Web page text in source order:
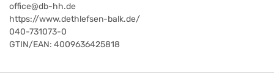
office@db-hh.de
https://www.dethlefsen-balk.de/
040-731073-0
GTIN/EAN: 4009636425818